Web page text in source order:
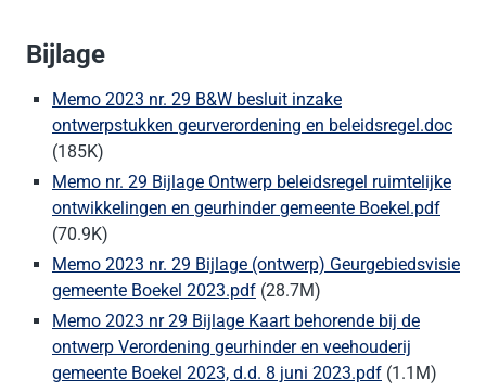
Bijlage
Memo 2023 nr. 29 B&W besluit inzake
ontwerpstukken geurverordening en beleidsregel.doc
(185K)
Memo nr. 29 Bijlage Ontwerp beleidsregel ruimtelijke
ontwikkelingen en geurhinder gemeente Boekel.pdf
(70.9K)
Memo 2023 nr. 29 Bijlage (ontwerp) Geurgebiedsvisie
gemeente Boekel 2023.pdf (28.7M)
Memo 2023 nr 29 Bijlage Kaart behorende bij de
ontwerp Verordening geurhinder en veehouderij
gemeente Boekel 2023, d.d. 8 juni 2023.pdf (1.1M)